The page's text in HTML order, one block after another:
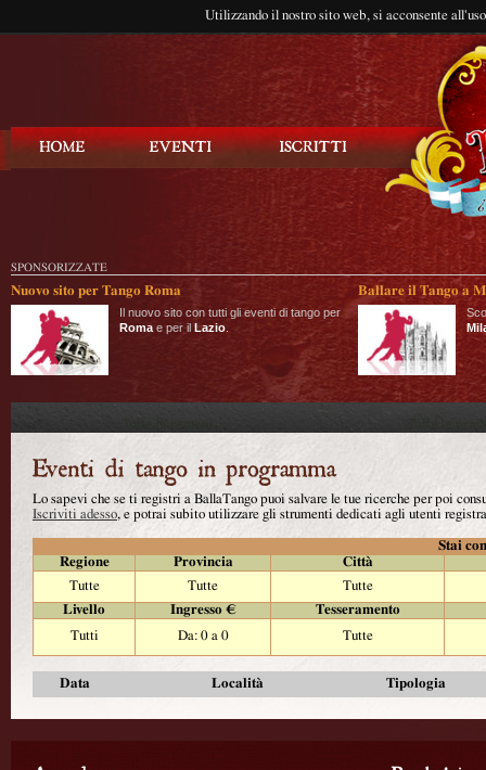
Utilizzando il nostro sito web, si acconsente
SPONSORIZZATE
Nuovo sito per Tango Roma
Il nuovo sito con tutti gli eventi di tango per
Roma e per il Lazio
Ballare il Tango a
Lo sapevi che se ti registri a BallaTango puoi salvare le tue ricerche per poi
Iscriviti adesso, e potrai subito utilizzare gli strumenti dedicati agli utenti
Stai
Regione
Provincia
Città
Tutte
Tutte
Tutte
Livello
Ingresso €
Tesseramento
Tutti
Da: 0 a 0 Tutte
Data Località Tipologia